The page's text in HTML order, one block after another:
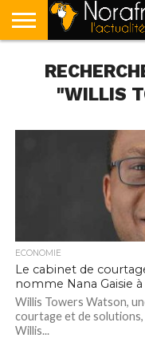
POLITIQUE
SOCIÉTÉ
ECONOMIE
SPORT
LIFESTYLE
"WILLIS
ECONOMIE
Le cabinet de
nomme Nana Gaisie
Willis Towers Watson,
courtage et de solutions,
Willis...